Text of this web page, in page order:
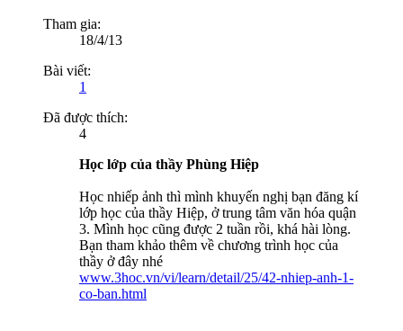
Tham gia:
18/4/13
Bài viết:
1
Đã được thích:
4
Học lớp của thầy Phùng Hiệp
Học nhiếp ảnh thì mình khuyến nghị bạn đăng kí
lớp học của thầy Hiệp, ở trung tâm văn hóa quận
3. Mình học cũng được 2 tuần rồi, khá hài lòng.
Bạn tham khảo thêm về chương trình học của
thầy ở đây nhé
www.3hoc.vn/vi/learn/detail/25/42-nhiep-anh-1-
co-ban.html